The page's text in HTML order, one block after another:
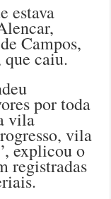
estava
Campos,
caiu.
por toda
vila
vila
explicou o
registradas